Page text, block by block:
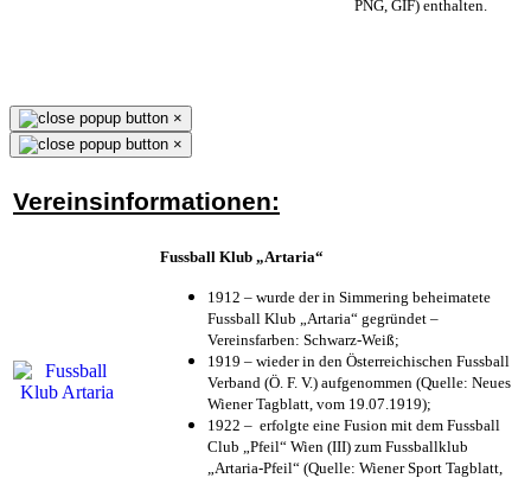
PNG, GIF) enthalten.
×
×
Vereinsinformationen:
Fussball Klub „Artaria“
1912 – wurde der in Simmering beheimatete
Fussball Klub „Artaria“ gegründet –
Vereinsfarben: Schwarz-Weiß;
1919 – wieder in den Österreichischen Fussball
Verband (Ö. F. V.) aufgenommen (Quelle: Neues
Wiener Tagblatt, vom 19.07.1919);
1922 – erfolgte eine Fusion mit dem Fussball
Club „Pfeil“ Wien (III) zum Fussballklub
„Artaria-Pfeil“ (Quelle: Wiener Sport Tagblatt,